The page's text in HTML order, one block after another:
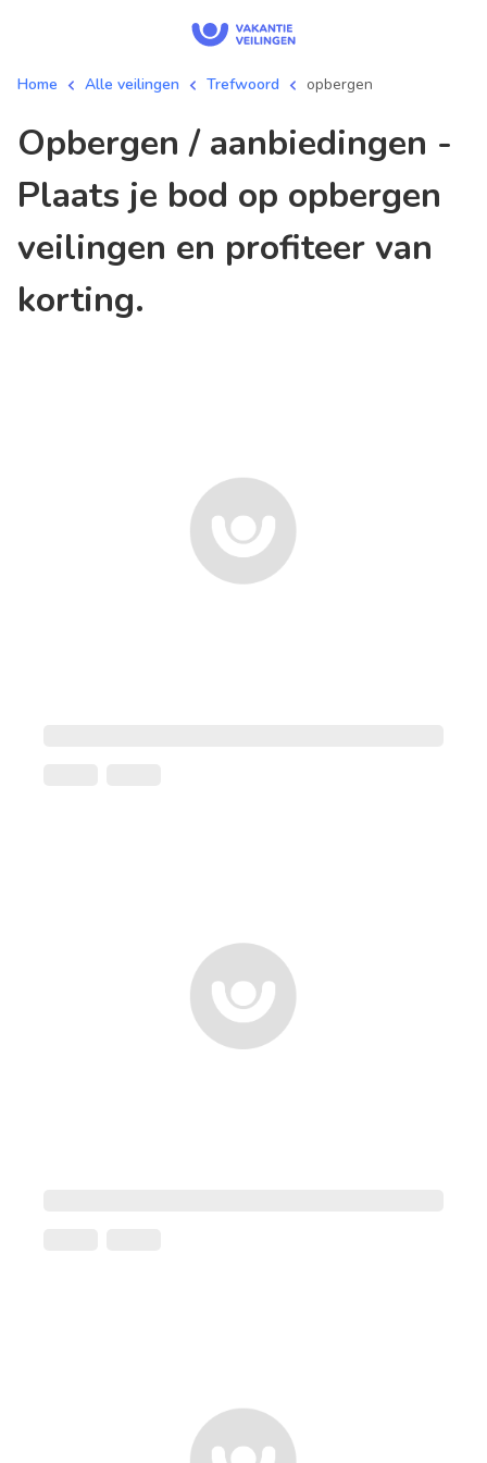
Home Alle veilingen Trefwoord opbergen
opbergen / aanbiedingen -
Plaats je bod op opbergen
veilingen en profiteer van
korting.